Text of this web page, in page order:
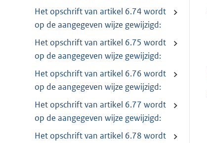
Het opschrift van artikel 6.74 wordt
op de aangegeven wijze gewijzigd:
Het opschrift van artikel 6.75 wordt
op de aangegeven wijze gewijzigd:
Het opschrift van artikel 6.76 wordt
op de aangegeven wijze gewijzigd:
Het opschrift van artikel 6.77 wordt
op de aangegeven wijze gewijzigd:
Het opschrift van artikel 6.78 wordt